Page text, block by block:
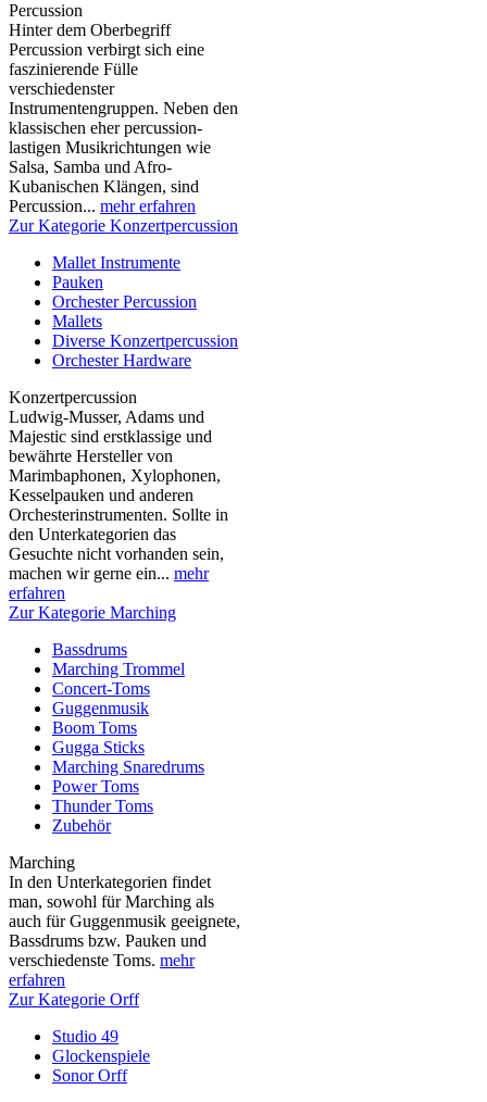
Percussion
Hinter dem Oberbegriff
Percussion verbirgt sich eine
faszinierende Fülle
verschiedenster
Instrumentengruppen. Neben den
klassischen eher percussion-
lastigen Musikrichtungen wie
Salsa, Samba und Afro-
Kubanischen Klängen, sind
Percussion... mehr erfahren
Zur Kategorie Konzertpercussion
Mallet Instrumente
Pauken
Orchester Percussion
Mallets
Diverse Konzertpercussion
Orchester Hardware
Konzertpercussion
Ludwig-Musser, Adams und
Majestic sind erstklassige und
bewährte Hersteller von
Marimbaphonen, Xylophonen,
Kesselpauken und anderen
Orchesterinstrumenten. Sollte in
den Unterkategorien das
Gesuchte nicht vorhanden sein,
machen wir gerne ein... mehr
erfahren
Zur Kategorie Marching
Bassdrums
Marching Trommel
Concert-Toms
Guggenmusik
Boom Toms
Gugga Sticks
Marching Snaredrums
Power Toms
Thunder Toms
Zubehör
Marching
In den Unterkategorien findet
man, sowohl für Marching als
auch für Guggenmusik geeignete,
Bassdrums bzw. Pauken und
verschiedenste Toms. mehr
erfahren
Zur Kategorie Orff
Studio 49
Glockenspiele
Sonor Orff